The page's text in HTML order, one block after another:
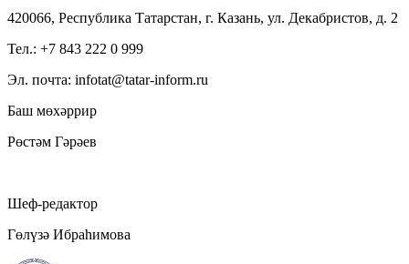
420066, Республика Татарстан, г. Казань, ул. Декабристов, д. 2
Тел.: +7 843 222 0 999
Эл. почта: infotat@tatar-inform.ru
Баш мөхәррир
Рөстәм Гәрәев
Шеф-редактор
Гөлүзә Ибраһимова